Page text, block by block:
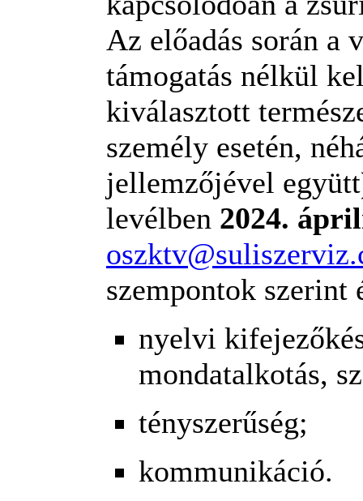
Az előadás során a
támogatás nélkül
kiválasztott
személy esetén,
jellemzőjével
levélben 2024.
szempontok
nyelvi
mondatalkotás,
tényszerűség;
kommunikáció.